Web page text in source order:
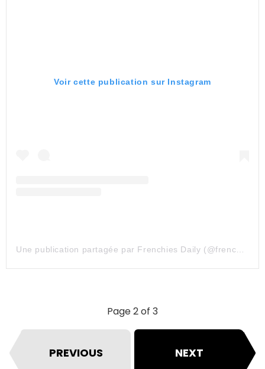
Voir cette publication sur Instagram
Page 2 of 3
PREVIOUS NEXT